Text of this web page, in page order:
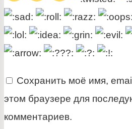
Сохранить моё имя,
этом браузере для
комментариев.